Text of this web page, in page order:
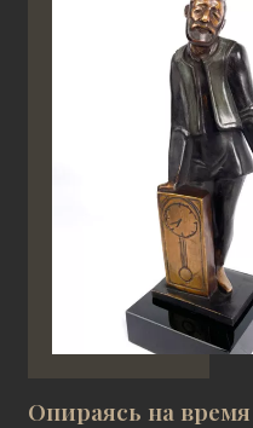
Опираясь на время